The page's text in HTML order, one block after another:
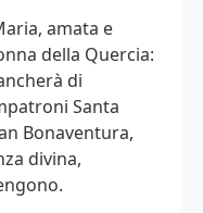
amata e
della Quercia:
di
Santa
Bonaventura,
divina,